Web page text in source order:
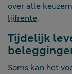
over alle
lijfrente.
Tijdelijk
Soms kan het